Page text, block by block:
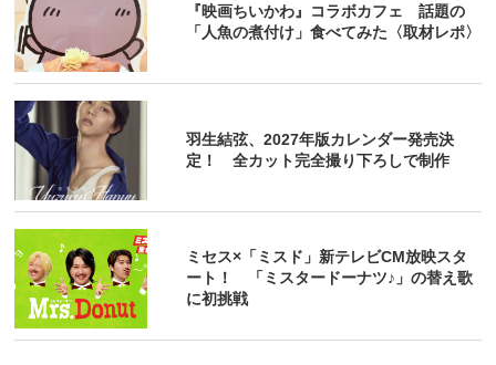
『映画ちいかわ』コラボカフェ 話題の
「人魚の煮付け」食べてみた〈取材レポ〉
羽生結弦、2027年版カレンダー発売決
定！ 全カット完全撮り下ろしで制作
ミセス×「ミスド」新テレビCM放映スタ
ート！ 「ミスタードーナツ♪」の替え歌
に初挑戦